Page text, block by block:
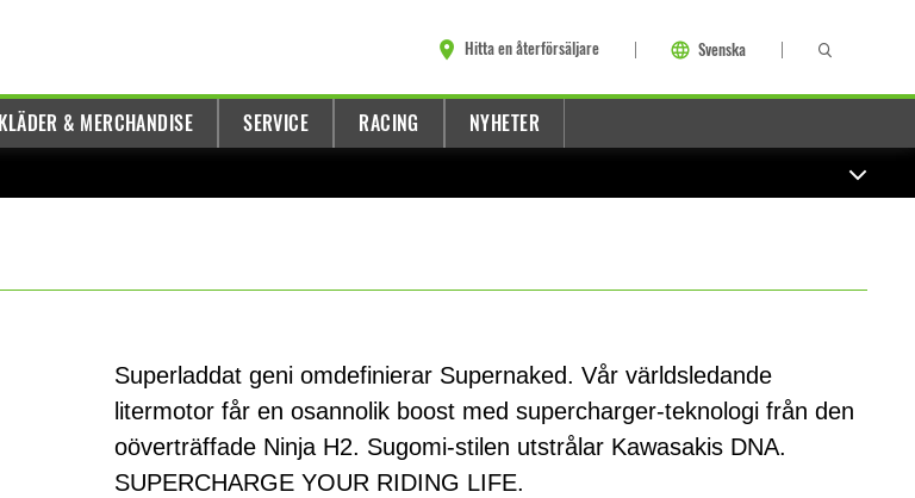
Hitta en återförsäljare Svenska
KLÄDER & MERCHANDISE SERVICE RACING NYHETER
Superladdat geni omdefinierar Supernaked. Vår världsledande
litermotor får en osannolik boost med supercharger-teknologi från den
oöverträffade Ninja H2. Sugomi-stilen utstrålar Kawasakis DNA.
SUPERCHARGE YOUR RIDING LIFE.